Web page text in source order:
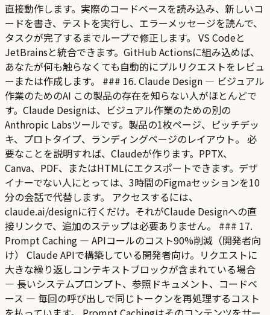
直接動作します。実際のコードベースを読み込み、新しいコ
ードを書き、テストを実行し、エラーメッセージを読んで、
タスクが完了するまでループで修正します。 VS Codeと
JetBrainsと統合できます。GitHub Actionsに組み込めば、
あなたが何も触らなくても自動的にプルリクエストをレビュ
ーまたは作成します。 ### 16. Claude Design — ビジュアル
作業のためのAI この製品の存在を知らない人がほとんどで
す。Claude Designは、ビジュアル作業のための別の
Anthropic Labsツールです。製品の1枚ページ、ピッチデッ
キ、プロトタイプ、ランディングページのレイアウト。 必
要なことを説明すれば、Claudeが作ります。PPTX、
Canva、PDF、またはHTMLにエクスポートできます。デザ
イナーでない人にとっては、3時間のFigmaセッションを10
分の会話で代替します。 アクセスするには、
claude.ai/designに行くだけ。それがClaude Designへの直
接リンクで、追加のステップは必要ありません。 ### 17.
Prompt Caching — APIコールのコスト90%削減（開発者向
け） Claude APIで構築している開発者向け。リクエストに
大きな繰り返しコンテキストブロックが含まれている場合
— 長いシステムプロンプト、参照ドキュメント、コードベ
ース — 毎回の呼び出しで同じトークンを再処理するコスト